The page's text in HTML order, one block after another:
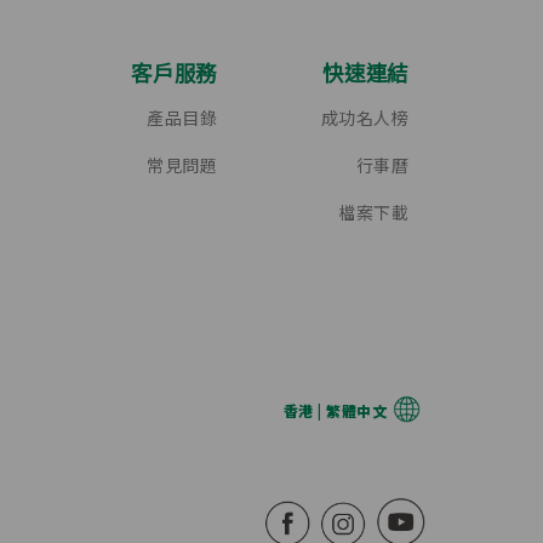
客戶服務
產品目錄
常見問題
快速連結
成功名人榜
行事曆
檔案下載
香港 | 繁體中文